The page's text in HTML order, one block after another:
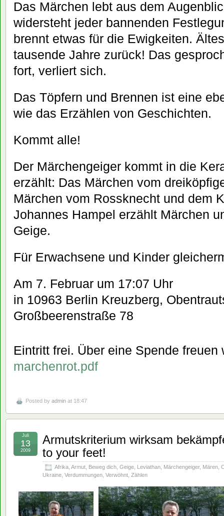
Das Märchen lebt aus dem
widersteht jeder bannenden
brennt etwas für die Ewigkeiten.
tausende Jahre zurück! Das
fort, verliert sich.
Das Töpfern und Brennen ist eine
wie das Erzählen von Geschichten.
Kommt alle!
Der Märchengeiger kommt in die
erzählt: Das Märchen vom
Märchen vom Rossknecht und dem
Johannes Hampel erzählt Märchen
Geige.
Für Erwachsene und Kinder
Am 7. Februar um 17:07 Uhr
in 10963 Berlin Kreuzberg,
Großbeerenstraße 78
Eintritt frei. Über eine Spende freuen
marchenrot.pdf
Posted by admin at 18:47
Armutskriterium wirksam
to your feet!
Afrika Armut Beweg dich Geige Leviathan Märchengeiger, Mären
Ukraine Verdummungen Verwöhnt Zählen
Juli
13
2009